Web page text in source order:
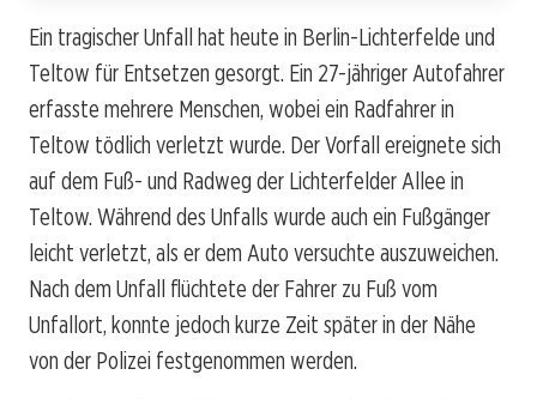
Ein tragischer Unfall hat heute in Berlin-Lichterfelde und
Teltow für Entsetzen gesorgt. Ein 27-jähriger Autofahrer
erfasste mehrere Menschen, wobei ein Radfahrer in
Teltow tödlich verletzt wurde. Der Vorfall ereignete sich
auf dem Fuß- und Radweg der Lichterfelder Allee in
Teltow. Während des Unfalls wurde auch ein Fußgänger
leicht verletzt, als er dem Auto versuchte auszuweichen.
Nach dem Unfall flüchtete der Fahrer zu Fuß vom
Unfallort, konnte jedoch kurze Zeit später in der Nähe
von der Polizei festgenommen werden.